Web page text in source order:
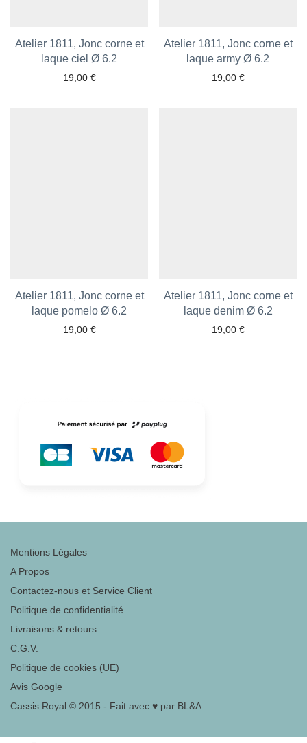
Atelier 1811, Jonc corne et
laque ciel Ø 6.2
19,00 €
Ajouter aux favoris
Atelier 1811, Jonc corne et
laque army Ø 6.2
19,00 €
Ajouter aux favoris
Atelier 1811, Jonc corne et
laque pomelo Ø 6.2
19,00 €
Ajouter aux favoris
Atelier 1811, Jonc corne et
laque denim Ø 6.2
19,00 €
Ajouter aux favoris
Mentions Légales
A Propos
Contactez-nous et Service Client
Politique de confidentialité
Livraisons & retours
C.G.V.
Politique de cookies (UE)
Avis Google
Cassis Royal © 2015 - Fait avec ♥ par BL&A